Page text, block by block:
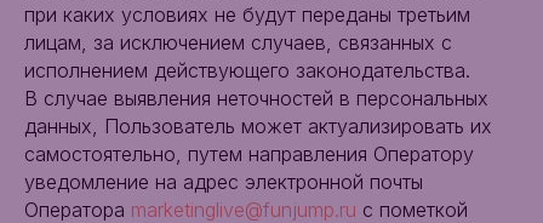
при каких условиях не будут переданы третьим
лицам, за исключением случаев, связанных с
исполнением действующего законодательства.
В случае выявления неточностей в персональных
данных, Пользователь может актуализировать их
самостоятельно, путем направления Оператору
уведомление на адрес электронной почты
Оператора marketinglive@funjump.ru с пометкой